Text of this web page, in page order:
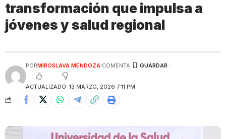
transformación que impulsa a
jóvenes y salud regional
ACTUALIZADO: 13 MARZO, 2026 7:11 PM
PORMIROSLAVA MENDOZA COMENTA